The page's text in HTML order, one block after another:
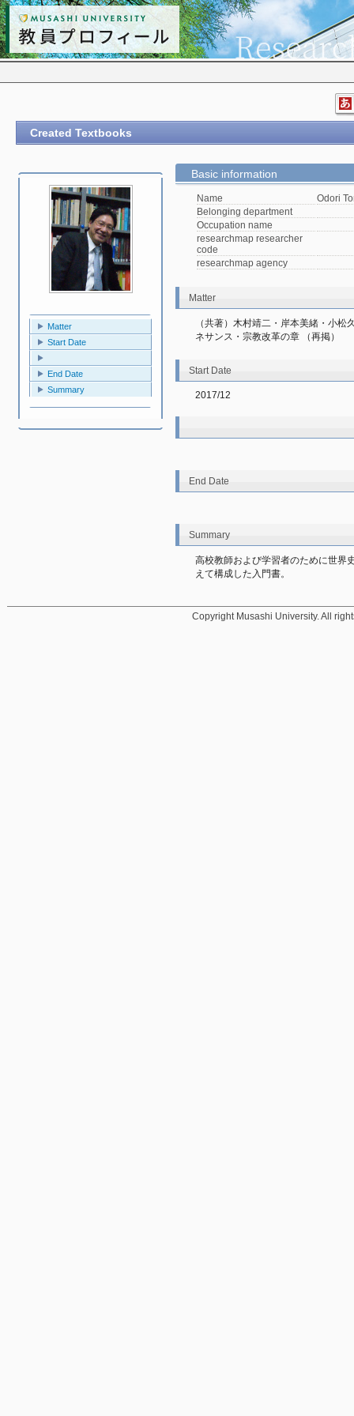
Created Textbooks
Matter
Start Date
End Date
Summary
Basic information
Name
Odori
Belonging department
Occupation name
researchmap researcher
code
researchmap agency
Matter
（共著）木村靖二・岸本美緒・小
ネサンス・宗教改革の章 （再掲）
Start Date
2017/12
End Date
Summary
高校教師および学習者のために世界
えて構成した入門書。